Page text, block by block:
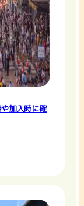
加入時に確